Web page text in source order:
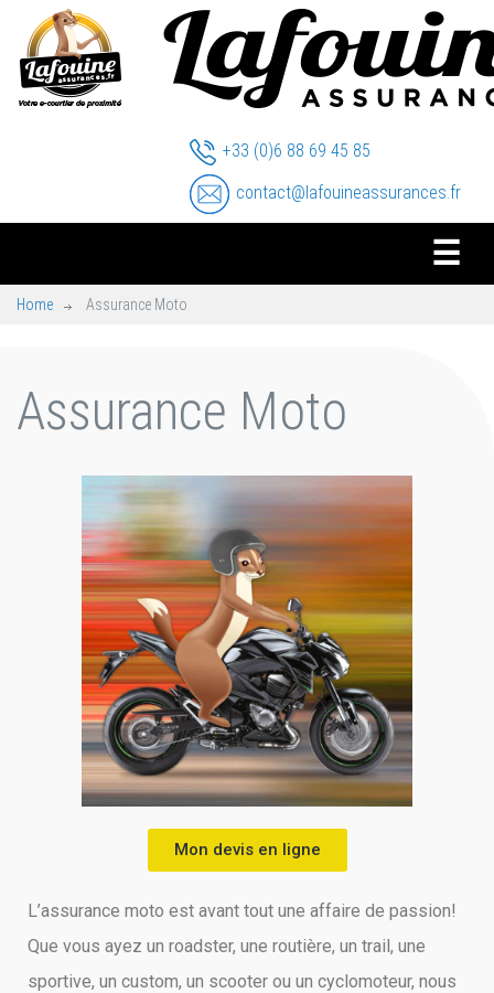
+33 (0)6 88 69 45 85
contact@lafouineassurances.fr
☰
Home Assurance Moto
Assurance Moto
Mon devis en ligne
L’assurance moto est avant tout une affaire de passion!
Que vous ayez un roadster, une routière, un trail, une
sportive, un custom, un scooter ou un cyclomoteur, nous